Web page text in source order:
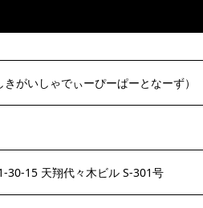
がいしゃでぃーぴーぱーとなーず）
30-15 天翔代々木ビル S-301号